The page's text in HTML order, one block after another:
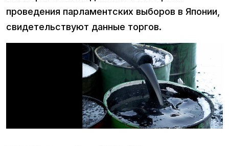
проведения парламентских выборов в Японии,
свидетельствуют данные торгов.